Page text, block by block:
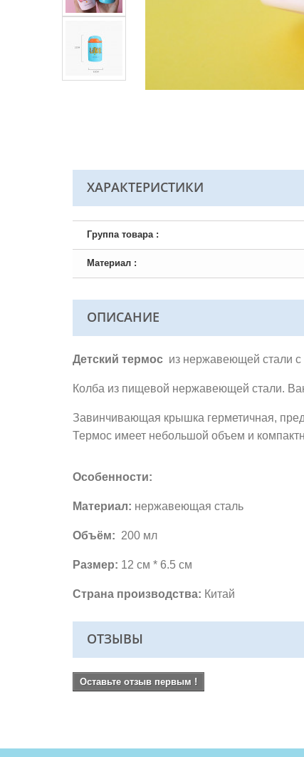
ХАРАКТЕРИСТИКИ
Группа товара :
Материал :
ОПИСАНИЕ
Детский термос из нержавеющей стали с
Колба из пищевой нержавеющей стали.
Завинчивающая крышка герметичная,
Термос имеет небольшой объем и
Особенности:
Материал: нержавеющая сталь
Объём: 200 мл
Размер: 12 см * 6.5 см
Страна производства: Китай
ОТЗЫВЫ
Оставьте отзыв первым !